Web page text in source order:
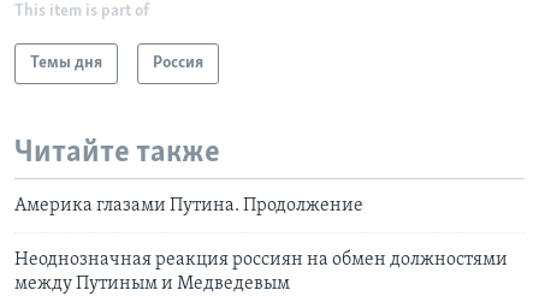
This item is part of
Темы дня Россия
Читайте также
Америка глазами Путина. Продолжение
Неоднозначная реакция россиян на обмен должностями
между Путиным и Медведевым